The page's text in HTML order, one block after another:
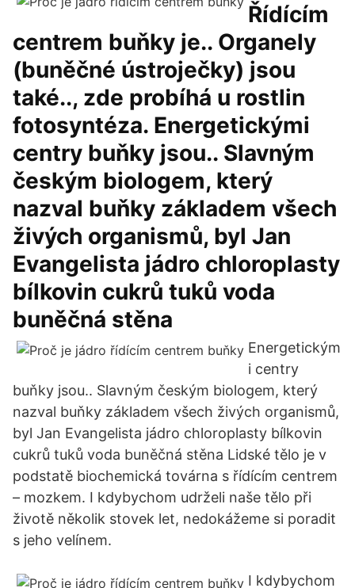
Řídícím
centrem buňky je.. Organely
(buněčné ústroječky) jsou
také.., zde probíhá u rostlin
fotosyntéza. Energetickými
centry buňky jsou.. Slavným
českým biologem, který
nazval buňky základem všech
živých organismů, byl Jan
Evangelista jádro chloroplasty
bílkovin cukrů tuků voda
buněčná stěna
Energetickým
i centry
buňky jsou.. Slavným českým biologem, který
nazval buňky základem všech živých organismů,
byl Jan Evangelista jádro chloroplasty bílkovin
cukrů tuků voda buněčná stěna Lidské tělo je v
podstatě biochemická továrna s řídícím centrem
– mozkem. I kdybychom udrželi naše tělo při
životě několik stovek let, nedokážeme si poradit
s jeho velínem.
I kdybychom